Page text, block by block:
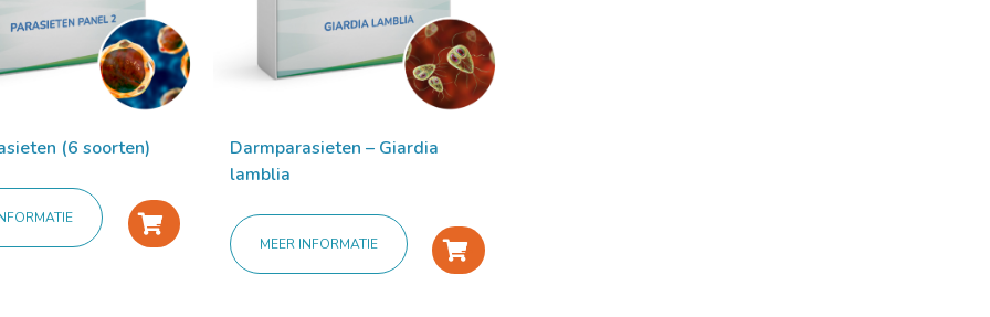
(6 soorten)
+
Darmparasieten – Giardia
lamblia
MEER INFORMATIE +